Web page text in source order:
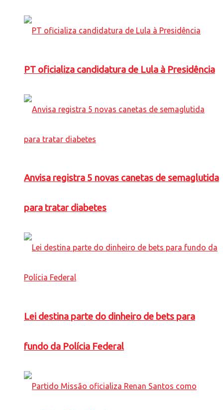
PT oficializa candidatura de Lula à Presidência
Anvisa registra 5 novas canetas de semaglutida
para tratar diabetes
Lei destina parte do dinheiro de bets para
fundo da Polícia Federal